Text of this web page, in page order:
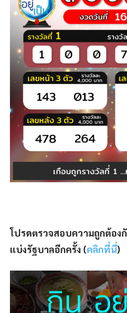
โปรดตรวจสอบความถูกต้อง
แบ่งรัฐบาลอีกครั้ง (คลิกที่นี่)